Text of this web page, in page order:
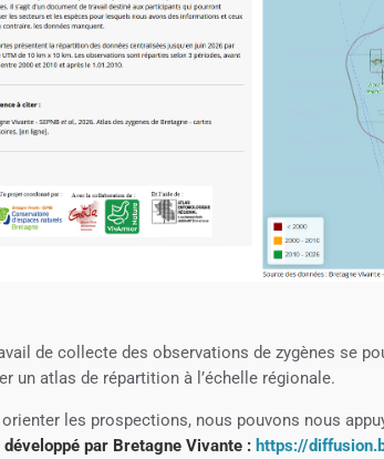
de collecte des observations de zygènes se
un atlas de répartition à l’échelle régionale.
les prospections, nous pouvons nous
développé par Bretagne Vivante : https://